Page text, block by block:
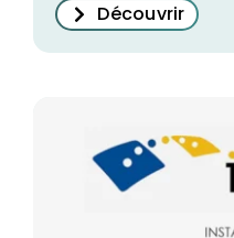
Découvrir